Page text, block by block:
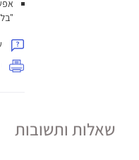
שאלות ותשובות